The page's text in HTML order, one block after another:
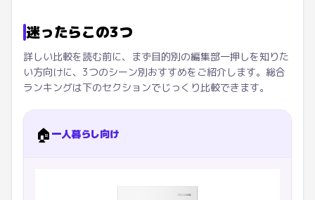
迷ったらこの3つ
詳しい比較を読む前に、まず目的別の編集部一押しを知りた
い方向けに、3つのシーン別おすすめをご紹介します。総合
ランキングは下のセクションでじっくり比較できます。
🏠 一人暮らし向け